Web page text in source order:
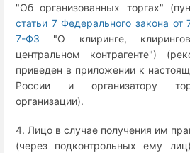
"Об организованных торгах"
статьи 7 Федерального закона от
7-ФЗ "О клиринге,
центральном контрагенте")
приведен в приложении к
России и организатору
организации).
4. Лицо в случае получения им
(через подконтрольных ему